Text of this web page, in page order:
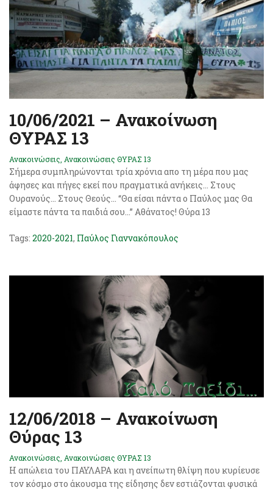
10/06/2021 – Ανακοίνωση
ΘΥΡΑΣ 13
Ανακοινώσεις Ανακοινώσεις ΘΥΡΑΣ 13
Σήμερα συμπληρώνονται τρία χρόνια απο τη μέρα που μας
άφησες και πήγες εκεί που πραγματικά ανήκεις… Στους
Ουρανούς… Στους Θεούς… “Θα είσαι πάντα ο Παύλος μας Θα
είμαστε πάντα τα παιδιά σου…” Αθάνατος! Θύρα 13
Tags: 2020-2021, Παύλος Γιαννακόπουλος
12/06/2018 – Ανακοίνωση
Θύρας 13
Ανακοινώσεις Ανακοινώσεις ΘΥΡΑΣ 13
Η απώλεια του ΠΑΥΛΑΡΑ και η ανείπωτη θλίψη που κυρίευσε
τον κόσμο στο άκουσμα της είδησης δεν εστιάζονται φυσικά